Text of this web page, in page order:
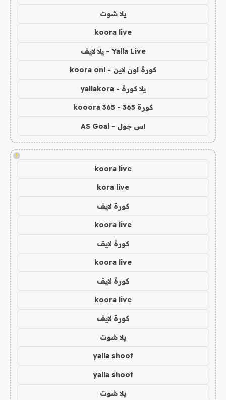
يلا شوت
koora live
Yalla Live - يلا لايف
كورة اون لاين - koora onl
يلا كورة - yallakora
كورة 365 - kooora 365
اس جول - AS Goal
!
koora live
kora live
كورة لايف
koora live
كورة لايف
koora live
كورة لايف
koora live
كورة لايف
يلا شوت
yalla shoot
yalla shoot
يلا شوت